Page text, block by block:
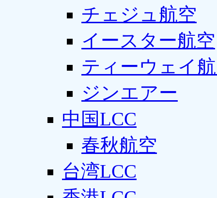
チェジュ航空
イースター航空
ティーウェイ
ジンエアー
中国LCC
春秋航空
台湾LCC